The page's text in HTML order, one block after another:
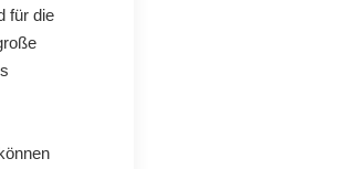
für die